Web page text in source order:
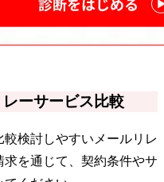
ーサービス比較
検討しやすいメールリレ
を通じて、契約条件やサ